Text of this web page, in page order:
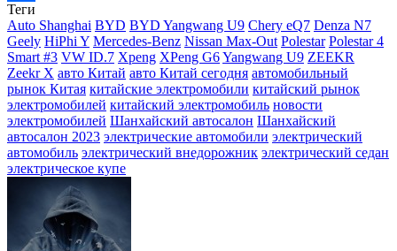
Отправить
Теги
Auto Shanghai BYD BYD Yangwang U9 Chery eQ7 Denza N7
Geely HiPhi Y Mercedes-Benz Nissan Max-Out Polestar Polestar 4
Smart #3 VW ID.7 Xpeng XPeng G6Yangwang U9 ZEEKR
Zeekr X авто Китай авто Китай сегодня автомобильный
рынок Китая китайские электромобили китайский рынок
электромобилей китайский электромобиль новости
электромобилей Шанхайский автосалон Шанхайский
автосалон 2023 электрические автомобили электрический
автомобиль электрический внедорожник электрический седан
электрическое купе